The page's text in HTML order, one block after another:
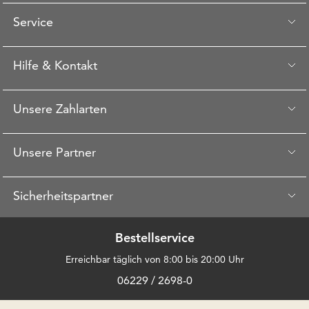
Service
Hilfe & Kontakt
Unsere Zahlarten
Unsere Partner
Sicherheitspartner
Bestellservice
Erreichbar täglich von 8:00 bis 20:00 Uhr
06229 / 2698-0